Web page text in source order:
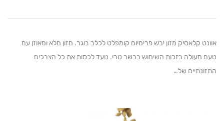
קלאסיק מזון יבש פרימיום קומפלט לכלב בוגר. מזון מלא ומאוזן עם
בזכות השימוש בבשר טרי. נועד לכסות את כל הצרכים
של…